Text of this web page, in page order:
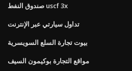
صندوق النفط uscf 3x
تداول سيارتي عبر الإنترنت
بيوت تجارة السلع السويسرية
مواقع التجارة بوكيمون السيف